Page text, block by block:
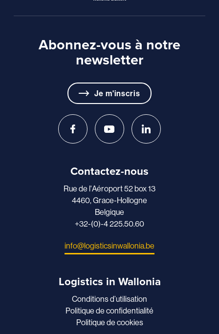
Abonnez-vous à notre
newsletter
Je m'inscris
Contactez-nous
Rue de l'Aéroport 52 box 13
4460, Grace-Hollogne
Belgique
+32-(0)-4 225.50.60
info@logisticsinwallonia.be
Logistics in Wallonia
Conditions d’utilisation
Politique de confidentialité
Politique de cookies